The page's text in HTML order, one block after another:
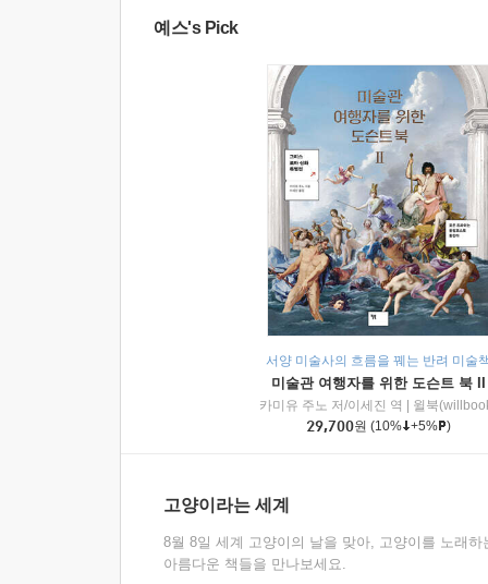
예스's Pick
서양 미술사의 흐름을 꿰는 반려 미술
미술관 여행자를 위한 도슨트 북 II
카미유 주노 저/이세진 역
윌북
29,700원 (10% +5% )
고양이라는 세계
8월 8일 세계 고양이의 날을 맞아, 고양이를 노래하
아름다운 책들을 만나보세요.